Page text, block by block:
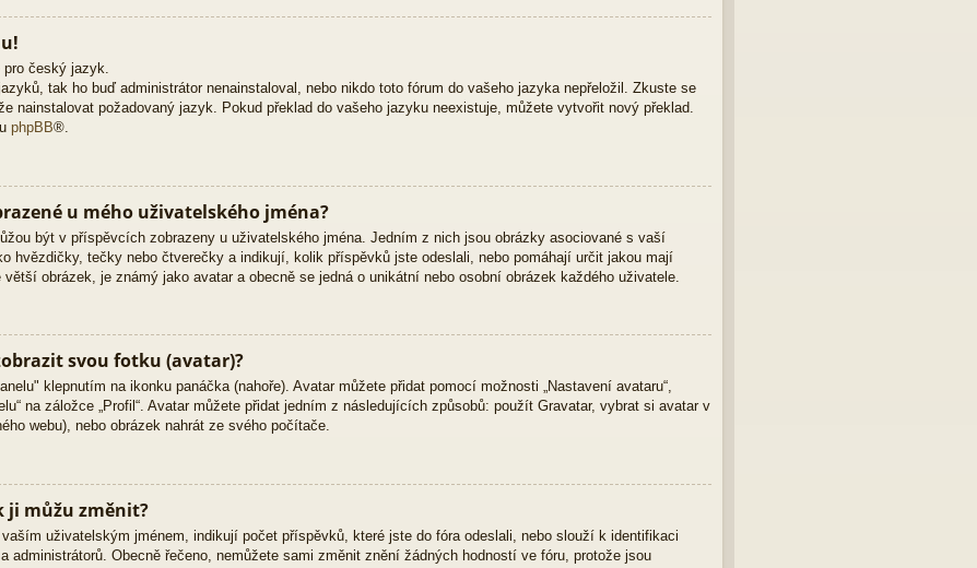
pro český jazyk.
tak ho buď administrátor nenainstaloval, nebo nikdo toto fórum do vašeho jazyka nepřeložil. Zkuste se
nainstalovat požadovaný jazyk. Pokud překlad do vašeho jazyku neexistuje, můžete vytvořit nový překlad.
phpBB®.
u mého uživatelského jména?
být v příspěvcích zobrazeny u uživatelského jména. Jedním z nich jsou obrázky asociované s vaší
hvězdičky, tečky nebo čtverečky a indikují, kolik příspěvků jste odeslali, nebo pomáhají určit jakou mají
obrázek, je známý jako avatar a obecně se jedná o unikátní nebo osobní obrázek každého uživatele.
svou fotku (avatar)?
klepnutím na ikonku panáčka (nahoře). Avatar můžete přidat pomocí možnosti „Nastavení avataru“,
na záložce „Profil“. Avatar můžete přidat jedním z následujících způsobů: použít Gravatar, vybrat si avatar v
webu), nebo obrázek nahrát ze svého počítače.
ji můžu změnit?
uživatelským jménem, indikují počet příspěvků, které jste do fóra odeslali, nebo slouží k identifikaci
administrátorů. Obecně řečeno, nemůžete sami změnit znění žádných hodností ve fóru, protože jsou